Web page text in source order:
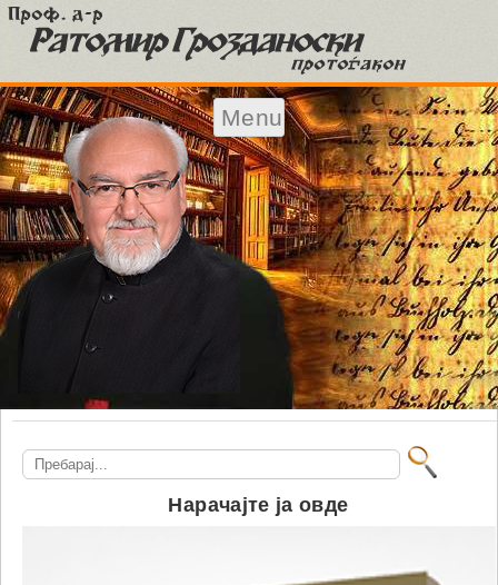
Menu
Skip to content
Search
for:
Нарачајте ја овде